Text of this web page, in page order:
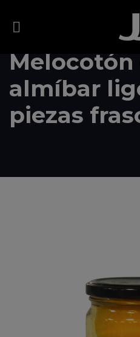
links
Melocotón
almíbar
piezas